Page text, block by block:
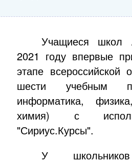
Учащиеся школ
2021 году впервые
этапе
шести учебным
информатика,
химия) с
"Сириус.Курсы".
У